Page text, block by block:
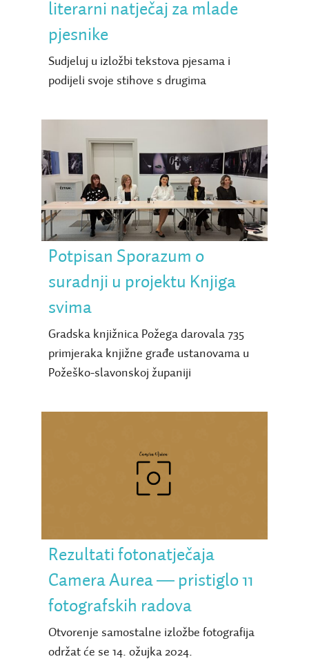
literarni natječaj za mlade
pjesnike
Sudjeluj u izložbi tekstova pjesama i
podijeli svoje stihove s drugima
Potpisan Sporazum o
suradnji u projektu Knjiga
svima
Potpisan Sporazum o
suradnji u projektu Knjiga
svima
Gradska knjižnica Požega darovala 735
primjeraka knjižne građe ustanovama u
Požeško-slavonskoj županiji
Rezultati fotonatječaja
Camera Aurea ― pristiglo
Rezultati fotonatječaja
Camera Aurea ― pristiglo 11
fotografskih radova
Otvorenje samostalne izložbe fotografija
održat će se 14. ožujka 2024.